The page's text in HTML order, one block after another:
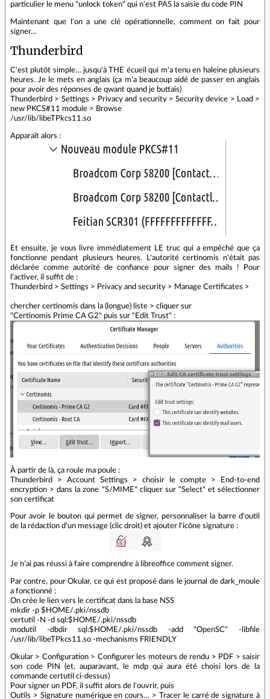
particulier le menu "unlock token" qui n'est PAS la saisie du code PIN
Maintenant que l'on a une clé opérationnelle, comment on fait pour
signer…
Thunderbird
C'est plutôt simple… jusqu'à THE écueil qui m'a tenu en haleine plusieurs
heures. Je le mets en anglais (ça m'a beaucoup aidé de passer en anglais
pour avoir des réponses de qwant quand je buttais)
Thunderbird > Settings > Privacy and security > Security device > Load >
new PKCS#11 module > Browse
/usr/lib/libeTPkcs11.so
Apparaît alors :
Et ensuite, je vous livre immédiatement LE truc qui a empêché que ça
fonctionne pendant plusieurs heures. L'autorité certinomis n'était pas
déclarée comme autorité de confiance pour signer des mails ! Pour
l'activer, il suffit de :
Thunderbird > Settings > Privacy and security > Manage Certificates >
chercher certinomis dans la (longue) liste > cliquer sur
"Certinomis Prime CA G2" puis sur "Edit Trust" :
À partir de là, ça roule ma poule :
Thunderbird > Account Settings > choisir le compte > End-to-end
encryption > dans la zone "S/MIME" cliquer sur "Select" et sélectionner
son certificat
Pour avoir le bouton qui permet de signer, personnaliser la barre d'outil
de la rédaction d'un message (clic droit) et ajouter l'icône signature :
Je n'ai pas réussi à faire comprendre à libreoffice comment signer.
Par contre, pour Okular, ce qui est proposé dans le journal de dark_moule
a fonctionné :
On crée le lien vers le certificat dans la base NSS
mkdir -p $HOME/.pki/nssdb
certutil -N -d sql:$HOME/.pki/nssdb
modutil -dbdir sql:$HOME/.pki/nssdb -add "OpenSC" -libfile
/usr/lib/libeTPkcs11.so -mechanisms FRIENDLY
Okular > Configuration > Configurer les moteurs de rendu > PDF > saisir
son code PIN (et, auparavant, le mdp qui aura été choisi lors de la
commande certutil ci-dessus)
Pour signer un PDF, il suffit alors de l'ouvrir, puis
Outils > Signature numérique en cours… > Tracer le carré de signature à